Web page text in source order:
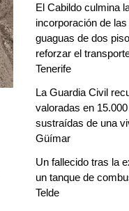
El Cabildo culmina
incorporación de
guaguas de dos
reforzar el
Tenerife
La Guardia Civil
valoradas en
sustraídas de una
Güímar
Un fallecido tras la
un tanque de
Telde